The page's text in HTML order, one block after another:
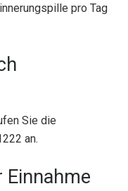
pro Tag
Sie die
an.
Einnahme